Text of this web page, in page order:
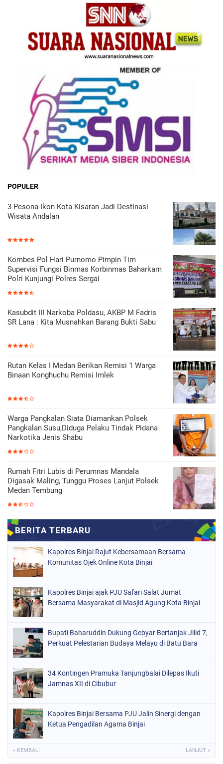
POPULER
3 Pesona Ikon Kota Kisaran Jadi Destinasi
Wisata Andalan
Kombes Pol Hari Purnomo Pimpin Tim
Supervisi Fungsi Binmas Korbinmas Baharkam
Polri Kunjungi Polres Sergai
Kasubdit III Narkoba Poldasu, AKBP M Fadris
SR Lana : Kita Musnahkan Barang Bukti Sabu
Rutan Kelas I Medan Berikan Remisi 1 Warga
Binaan Konghuchu Remisi Imlek
Warga Pangkalan Siata Diamankan Polsek
Pangkalan Susu,Diduga Pelaku Tindak Pidana
Narkotika Jenis Shabu
Rumah Fitri Lubis di Perumnas Mandala
Digasak Maling, Tunggu Proses Lanjut Polsek
Medan Tembung
Kapolres Binjai Rajut Kebersamaan Bersama
Komunitas Ojek Online Kota Binjai
Kapolres Binjai ajak PJU Safari Salat Jumat
Bersama Masyarakat di Masjid Agung Kota Binjai
Bupati Baharuddin Dukung Gebyar Bertanjak Jilid 7,
Perkuat Pelestarian Budaya Melayu di Batu Bara
34 Kontingen Pramuka Tanjungbalai Dilepas Ikuti
Jamnas XII di Cibubur
Kapolres Binjai Bersama PJU Jalin Sinergi dengan
Ketua Pengadilan Agama Binjai
« KEMBALI LANJUT »